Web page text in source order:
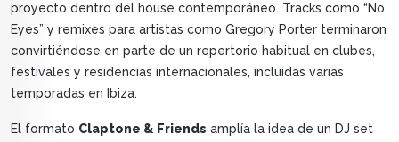
proyecto dentro del house contemporáneo. Tracks como “No
Eyes” y remixes para artistas como Gregory Porter terminaron
convirtiéndose en parte de un repertorio habitual en clubes,
festivales y residencias internacionales, incluidas varias
temporadas en Ibiza.
El formato Claptone & Friends amplía la idea de un DJ set